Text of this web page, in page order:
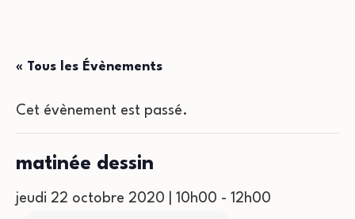
« Tous les Évènements
Cet évènement est passé.
matinée dessin
jeudi 22 octobre 2020 | 10h00 - 12h00